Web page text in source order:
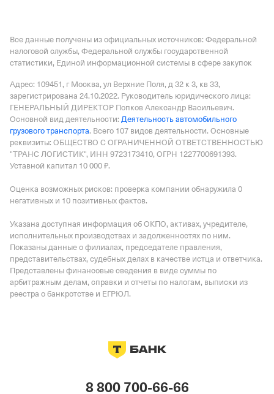
Все данные получены из официальных источников: Федеральной
налоговой службы, Федеральной службы государственной
статистики, Единой информационной системы в сфере закупок
Адрес: 109451, г Москва, ул Верхние Поля, д 32 к 3, кв 33,
зарегистрирована 24.10.2022. Руководитель юридического лица:
ГЕНЕРАЛЬНЫЙ ДИРЕКТОР Попков Александр Васильевич.
Основной вид деятельности: Деятельность автомобильного
грузового транспорта. Всего 107 видов деятельности. Основные
реквизиты: ОБЩЕСТВО С ОГРАНИЧЕННОЙ ОТВЕТСТВЕННОСТЬЮ
"ТРАНС ЛОГИСТИК", ИНН 9723173410, ОГРН 1227700691393.
Уставной капитал 10 000 ₽.
Оценка возможных рисков: проверка компании обнаружила 0
негативных и 10 позитивных фактов.
Указана доступная информация об ОКПО, активах, учредителе,
исполнительных производствах и задолженностях по ним.
Показаны данные о филиалах, председателе правления,
представительствах, судебных делах в качестве истца и ответчика.
Представлены финансовые сведения в виде суммы по
арбитражным делам, справки и отчеты по налогам, выписки из
реестра о банкротстве и ЕГРЮЛ.
8 800 700-66-66